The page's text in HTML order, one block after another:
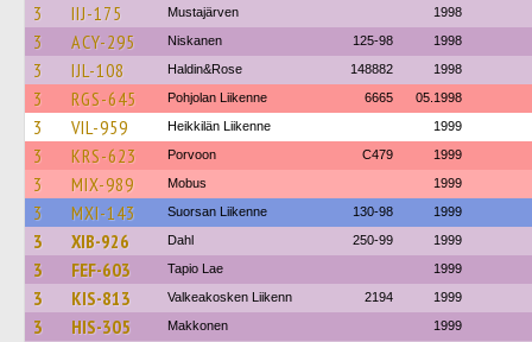
3 IIJ-175 Mustajärven 1998
3 ACY-295 Niskanen 125-98 1998
3 IJL-108 Haldin&Rose 148882 1998
3 RGS-645 Pohjolan Liikenne 6665 05.1998
3 VIL-959 Heikkilän Liikenne 1999
3 KRS-623 Porvoon C479 1999
3 MIX-989 Mobus 1999
3 MXI-143 Suorsan Liikenne 130-98 1999
3 XIB-926 Dahl 250-99 1999
3 FEF-603 Tapio Lae 1999
3 KIS-813 Valkeakosken Liikenn 2194 1999
3 HIS-305 Makkonen 1999